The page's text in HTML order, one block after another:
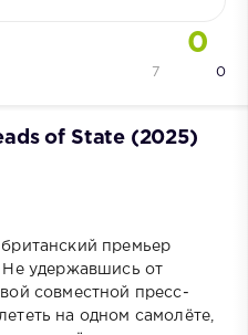
0
0
7
of State (2025)
премьер
Не удержавшись от
совместной пресс-
на одном самолёте,